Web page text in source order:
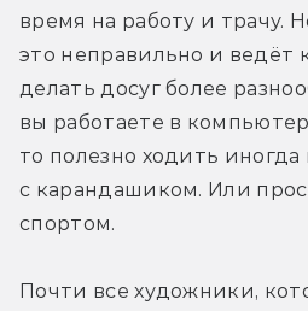
время на работу и трачу.
это неправильно и ведёт
делать досуг более
вы работаете в
то полезно ходить иногда
с карандашиком. Или
спортом.
Почти все художники,